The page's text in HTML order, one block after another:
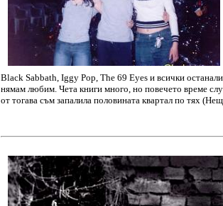
Black Sabbath, Iggy Pop, The 69 Eyes и всички
нямам любим. Чета книги много, но повечето време
от тогава съм запалила половината квартал по тях